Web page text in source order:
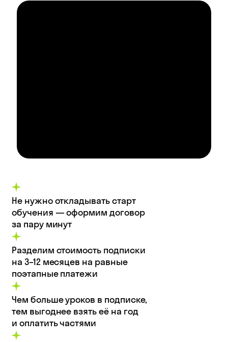
Не нужно откладывать старт
обучения — оформим договор
за пару минут
Разделим стоимость подписки
на 3–12 месяцев на равные
поэтапные платежи
Чем больше уроков в подписке,
тем выгоднее взять её на год
и оплатить частями